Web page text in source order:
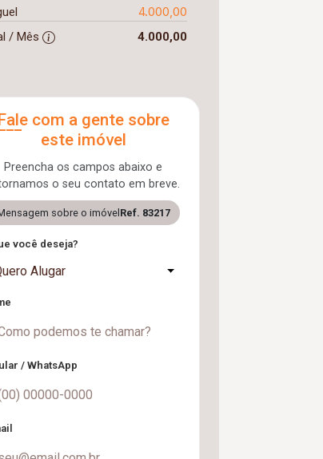
4.000,00
/ Mês 4.000,00
com a gente sobre
este imóvel
Preencha os campos abaixo e
o seu contato em breve.
sobre o imóvel Ref. 83217
você deseja?
Alugar
/ WhatsApp